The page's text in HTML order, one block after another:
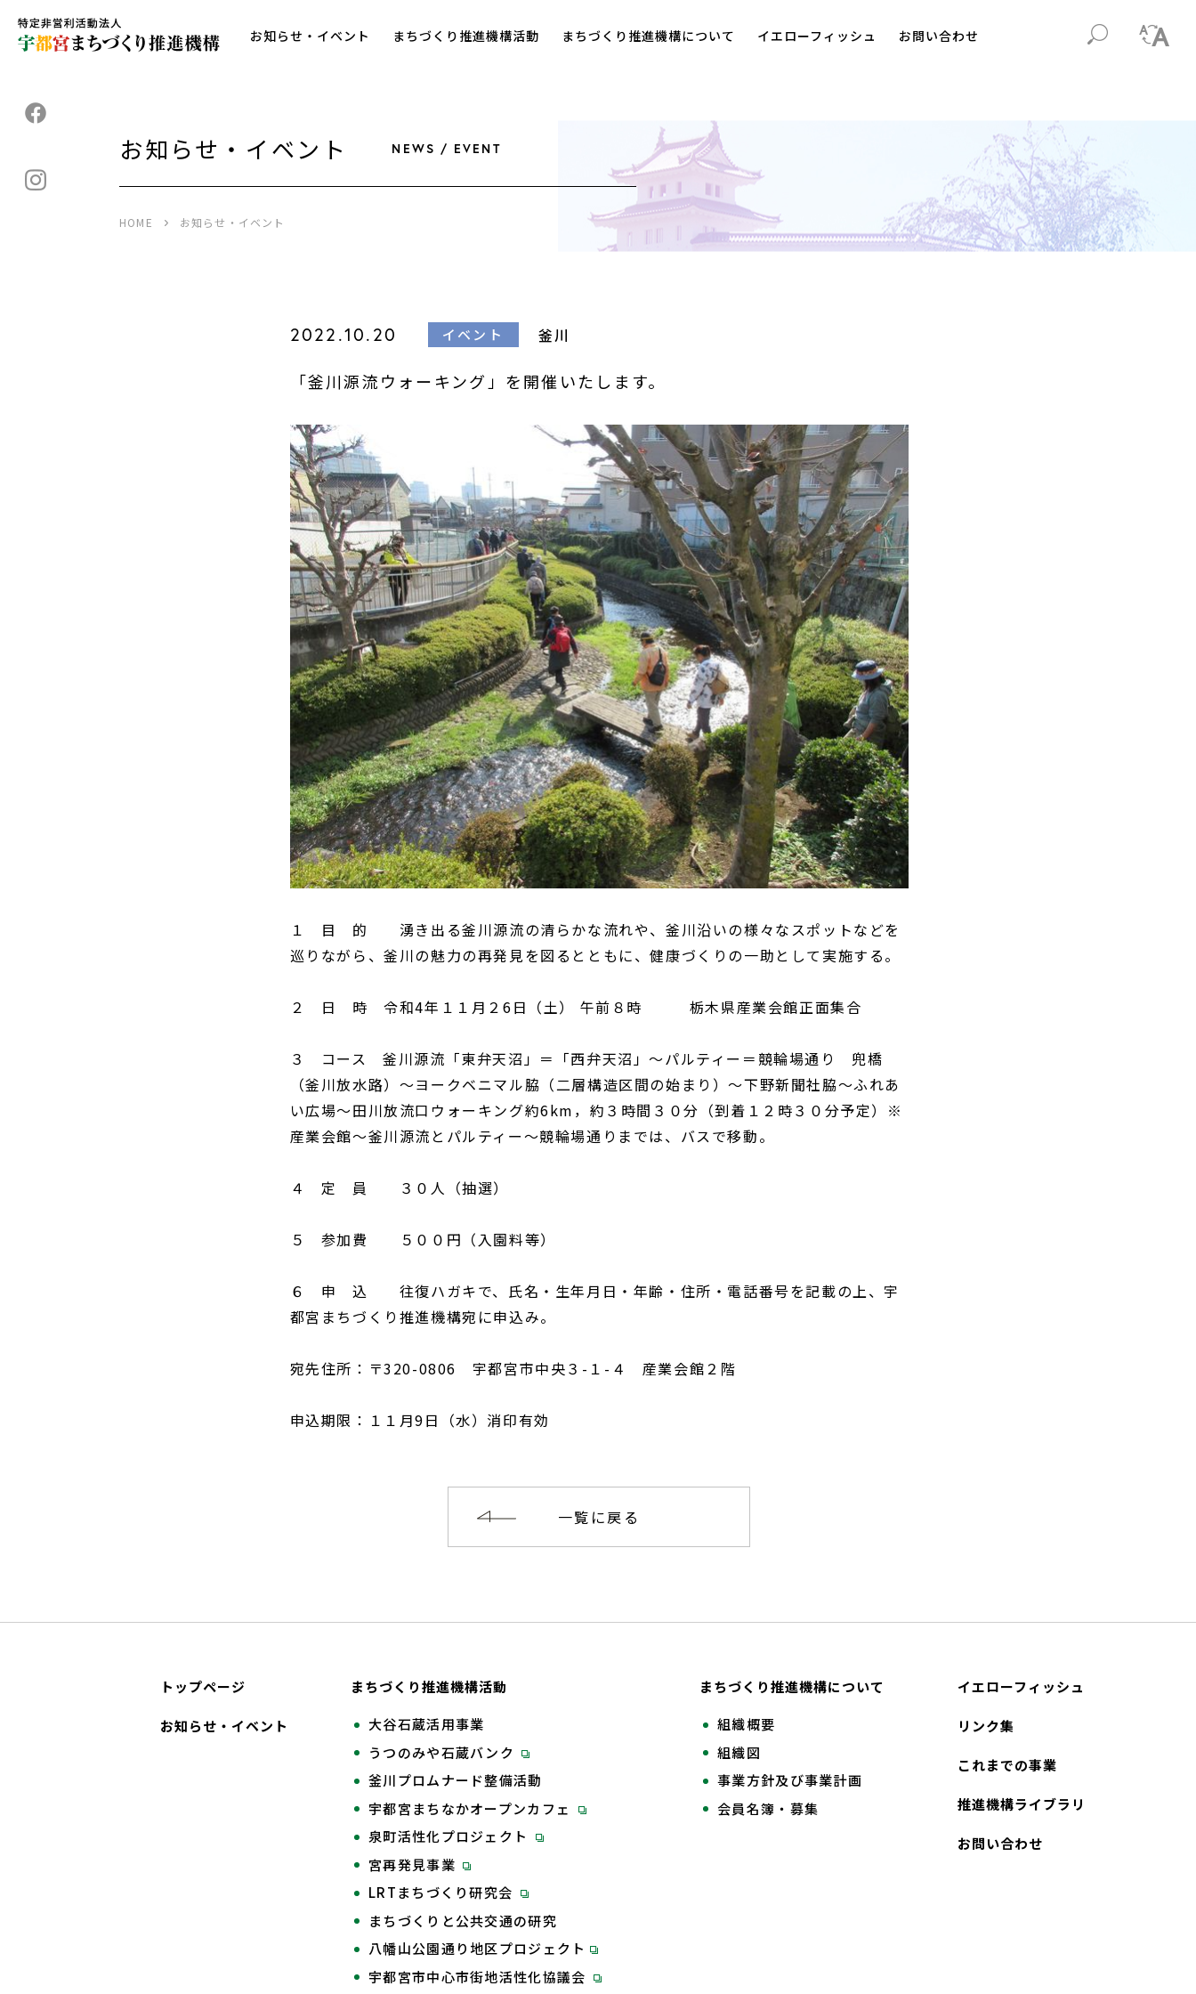
お知らせ・イベント まちづくり推進機構活動 まちづくり推進機構について イエローフィッシュ お問い合わせ
お知らせ・イベント NEWS / EVENT
HOME お知らせ・イベント
2022.10.20 イベント 釜川
「釜川源流ウォーキング」を開催いたします。
１ 目 的 湧き出る釜川源流の清らかな流れや、釜川沿いの様々なスポットなどを
巡りながら、釜川の魅力の再発見を図るとともに、健康づくりの一助として実施する。
２ 日 時 令和4年１１月２6日（土） 午前８時 栃木県産業会館正面集合
３ コース 釜川源流「東弁天沼」＝「西弁天沼」～パルティー＝競輪場通り 兜橋
（釜川放水路）～ヨークベニマル脇（二層構造区間の始まり）～下野新聞社脇～ふれあ
い広場～田川放流口ウォーキング約6km，約３時間３０分（到着１２時３０分予定）※
産業会館〜釜川源流とパルティー〜競輪場通りまでは、バスで移動。
４ 定 員 ３０人（抽選）
５ 参加費 ５００円（入園料等）
６ 申 込 往復ハガキで、氏名・生年月日・年齢・住所・電話番号を記載の上、宇
都宮まちづくり推進機構宛に申込み。
宛先住所：〒320-0806 宇都宮市中央３-１-４ 産業会館２階
申込期限：１１月9日（水）消印有効
一覧に戻る
トップページ
お知らせ・イベント
まちづくり推進機構活動
大谷石蔵活用事業
うつのみや石蔵バンク
釜川プロムナード整備活動
宇都宮まちなかオープンカフェ
泉町活性化プロジェクト
宮再発見事業
LRTまちづくり研究会
まちづくりと公共交通の研究
八幡山公園通り地区プロジェクト
宇都宮市中心市街地活性化協議会
まちづくり推進機構について
組織概要
組織図
事業方針及び事業計画
会員名簿・募集
イエローフィッシュ
リンク集
これまでの事業
推進機構ライブラリ
お問い合わせ